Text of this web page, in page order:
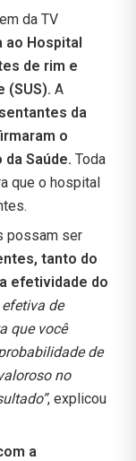
da TV
ao Hospital
de rim e
(SUS). A
da
o
Saúde. Toda
que o hospital
possam ser
tanto do
efetividade do
efetiva de
que você
de
no
, explicou
a